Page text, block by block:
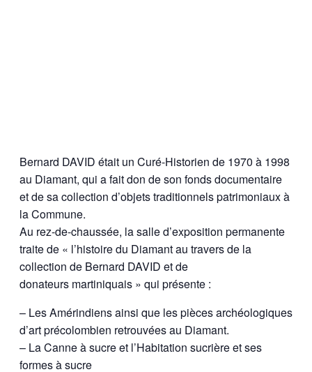
Bernard DAVID était un Curé-Historien de 1970 à 1998
au Diamant, qui a fait don de son fonds documentaire
et de sa collection d’objets traditionnels patrimoniaux à
la Commune.
Au rez-de-chaussée, la salle d’exposition permanente
traite de « l’histoire du Diamant au travers de la
collection de Bernard DAVID et de
donateurs martiniquais » qui présente :
– Les Amérindiens ainsi que les pièces archéologiques
d’art précolombien retrouvées au Diamant.
– La Canne à sucre et l’Habitation sucrière et ses
formes à sucre